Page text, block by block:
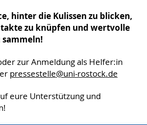
hinter die Kulissen zu blicken,
zu knüpfen und wertvolle
zur Anmeldung als Helfer:in
pressestelle@uni-rostock.de
eure Unterstützung und